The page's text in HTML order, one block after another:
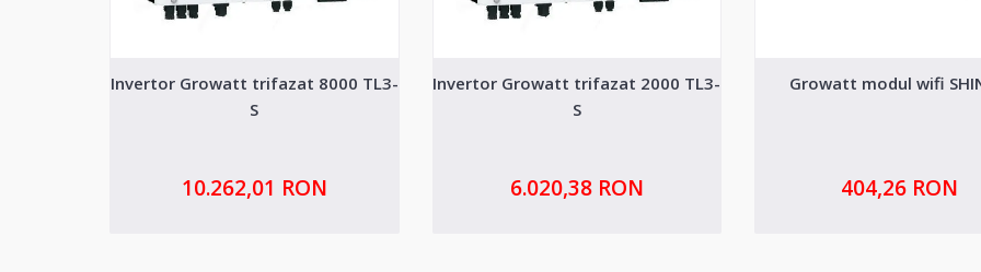
Invertor Growatt trifazat 8000 TL3-
S
10.262,01 RON
Invertor Growatt trifazat 2000 TL3-
S
6.020,38 RON
Growatt modul wifi
404,26 RON